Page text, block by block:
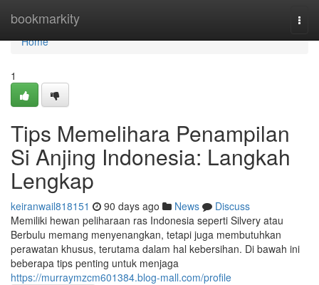
bookmarkity
Home
Home
1
Tips Memelihara Penampilan
Si Anjing Indonesia: Langkah
Lengkap
keiranwail818151 90 days ago News
Discuss
Memiliki hewan peliharaan ras Indonesia seperti Silvery atau
Berbulu memang menyenangkan, tetapi juga membutuhkan
perawatan khusus, terutama dalam hal kebersihan. Di bawah ini
beberapa tips penting untuk menjaga
https://murraymzcm601384.blog-mall.com/profile